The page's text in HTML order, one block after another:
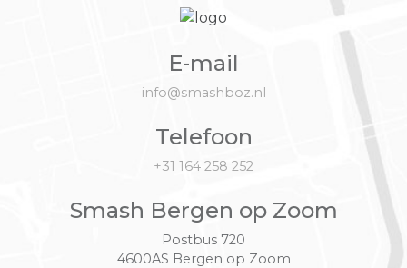
E-mail
info@smashboz.nl
Telefoon
+31 164 258 252
Smash Bergen op Zoom
Postbus 720
4600AS Bergen op Zoom